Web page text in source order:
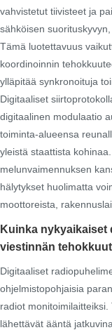
vahvistetut tiivisteet ja
sähköisen
Tämä luotettavuus
koordinoinnin
ylläpitää synkronoituja
Digitaaliset
digitaalinen modulaatio
toiminta-alueensa
yleistä staattista
melunvaimennuksen
hälytykset huolimatta
moottoreista,
Kuinka nykyaikaiset
viestinnän
Digitaaliset
ohjelmistopohjaisia
radiot
lähettävät ääntä